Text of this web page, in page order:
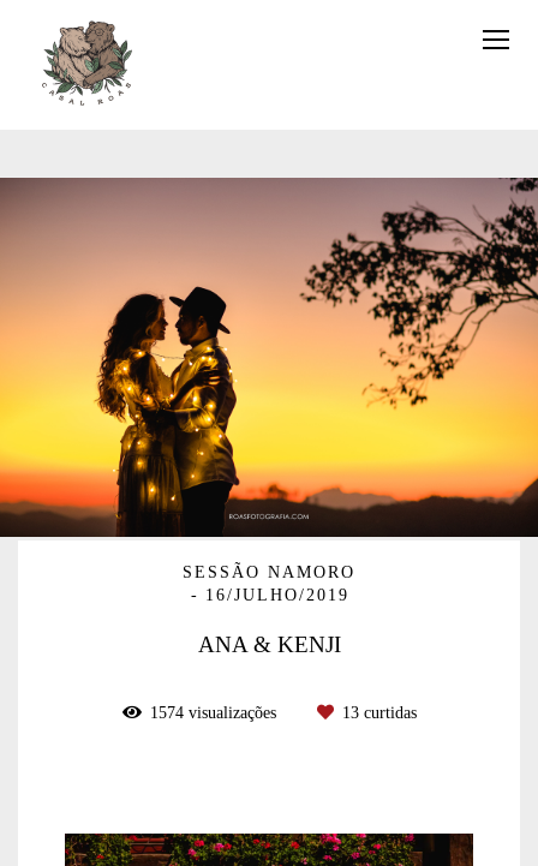
SESSÃO NAMORO
16/JULHO/2019
ANA & KENJI
1574visualizações 13curtidas